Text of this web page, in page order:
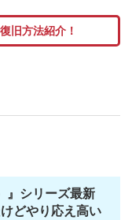
旧方法紹介！
』シリーズ最新
どやり応え高い